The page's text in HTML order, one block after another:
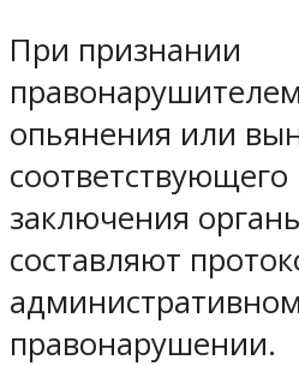
При признании
опьянения или
заключения
составляют
правонарушении.